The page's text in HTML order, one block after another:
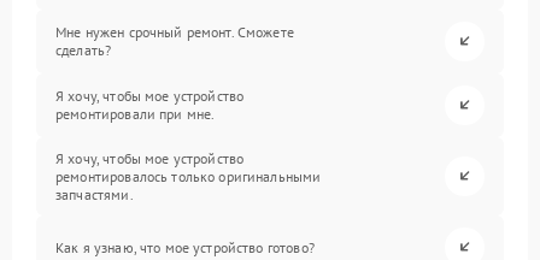
Мне нужен срочный ремонт. Сможете
сделать?
Я хочу, чтобы мое устройство
ремонтировали при мне.
Я хочу, чтобы мое устройство
ремонтировалось только оригинальными
запчастями.
Как я узнаю, что мое устройство готово?